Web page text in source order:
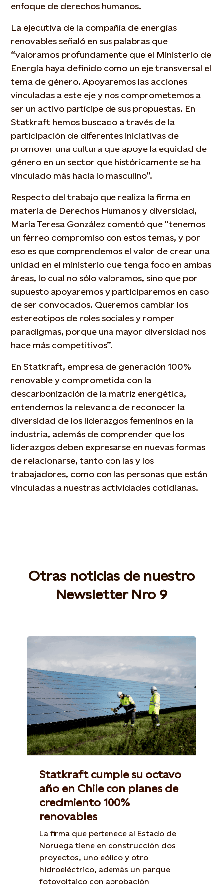
enfoque de derechos humanos.
La ejecutiva de la compañía de energías
renovables señaló en sus palabras que
“valoramos profundamente que el Ministerio de
Energía haya definido como un eje transversal el
tema de género. Apoyaremos las acciones
vinculadas a este eje y nos comprometemos a
ser un activo partícipe de sus propuestas. En
Statkraft hemos buscado a través de la
participación de diferentes iniciativas de
promover una cultura que apoye la equidad de
género en un sector que históricamente se ha
vinculado más hacia lo masculino”.
Respecto del trabajo que realiza la firma en
materia de Derechos Humanos y diversidad,
María Teresa González comentó que “tenemos
un férreo compromiso con estos temas, y por
eso es que comprendemos el valor de crear una
unidad en el ministerio que tenga foco en ambas
áreas, lo cual no sólo valoramos, sino que por
supuesto apoyaremos y participaremos en caso
de ser convocados. Queremos cambiar los
estereotipos de roles sociales y romper
paradigmas, porque una mayor diversidad nos
hace más competitivos”.
En Statkraft, empresa de generación 100%
renovable y comprometida con la
descarbonización de la matriz energética,
entendemos la relevancia de reconocer la
diversidad de los liderazgos femeninos en la
industria, además de comprender que los
liderazgos deben expresarse en nuevas formas
de relacionarse, tanto con las y los
trabajadores, como con las personas que están
vinculadas a nuestras actividades cotidianas.
Otras noticias de nuestro
Newsletter Nro 9
Statkraft cumple su octavo
año en Chile con planes de
crecimiento 100%
renovables
La firma que pertenece al Estado de
Noruega tiene en construcción dos
proyectos, uno eólico y otro
hidroeléctrico, además un parque
fotovoltaico con aprobación